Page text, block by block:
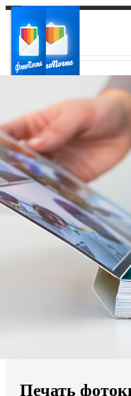
Ваш город:
Ваш регион доставки
Выберите из списка:
Мы доставляем по
Печать